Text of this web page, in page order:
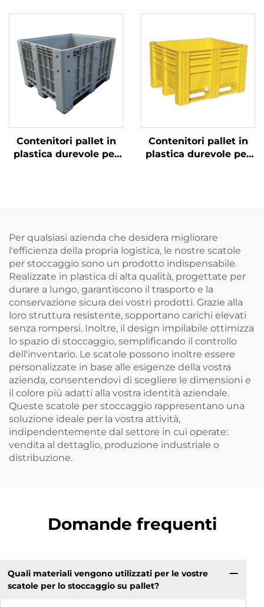
1210, per logistica,
Sichuan 1010, nero
industriale e rotazione
monouso per
esportazione
Contenitori pallet in
plastica durevole per
Contenitori pallet in
plastica durevole per
Per qualsiasi azienda che desidera migliorare
l'efficienza della propria logistica, le nostre scatole
per stoccaggio sono un prodotto indispensabile.
Realizzate in plastica di alta qualità, progettate per
durare a lungo, garantiscono il trasporto e la
conservazione sicura dei vostri prodotti. Grazie alla
loro struttura resistente, sopportano carichi elevati
senza rompersi. Inoltre, il design impilabile ottimizza
lo spazio di stoccaggio, semplificando il controllo
dell'inventario. Le scatole possono inoltre essere
personalizzate in base alle esigenze della vostra
azienda, consentendovi di scegliere le dimensioni e
il colore più adatti alla vostra identità aziendale.
Queste scatole per stoccaggio rappresentano una
soluzione ideale per la vostra attività,
indipendentemente dal settore in cui operate:
vendita al dettaglio, produzione industriale o
distribuzione.
Domande frequenti
Quali materiali vengono utilizzati per le vostre
scatole per lo stoccaggio su pallet?